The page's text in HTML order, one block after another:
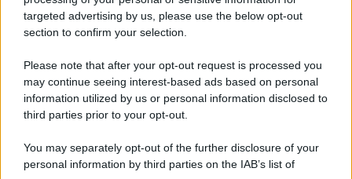
targeted advertising by us, please use the below opt-out
section to confirm your selection.
Please note that after your opt-out request is processed you
may continue seeing interest-based ads based on personal
information utilized by us or personal information disclosed to
third parties prior to your opt-out.
You may separately opt-out of the further disclosure of your
personal information by third parties on the IAB’s list of
Gossip e TV è un sito di MASTE S.r.l.
viale Luigi Majno n. 21 - 20129 Milano (MI)
P.Iva 10909580960
Categorie